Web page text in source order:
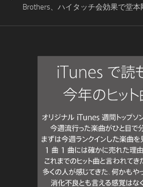
Brothers、ハイタッチ会効果で堂